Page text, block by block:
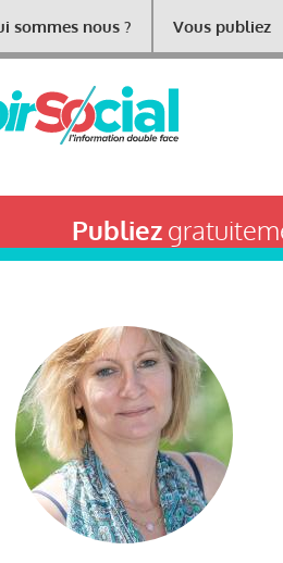
sommes nous ? Vous publiez
Publiez